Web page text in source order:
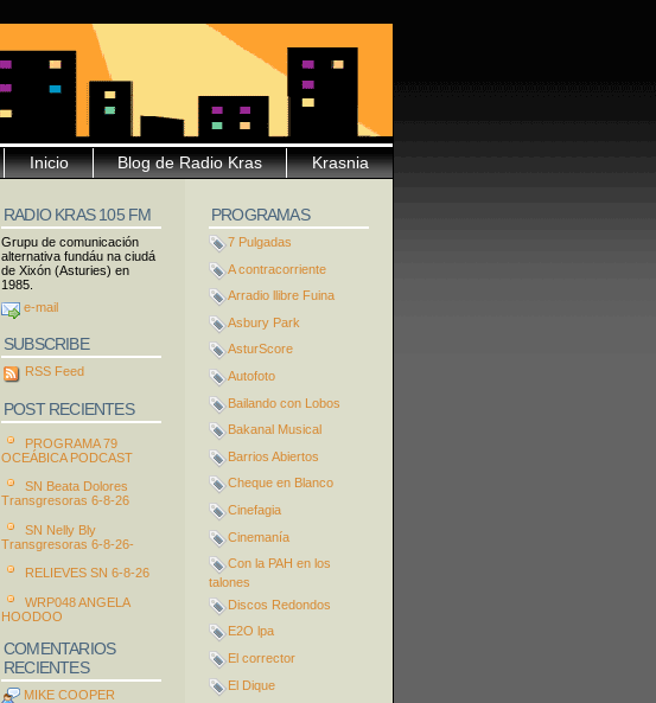
Krasnia
Blog de Radio Kras
Inicio
PROGRAMAS
7 Pulgadas
A contracorriente
Arradio llibre Fuina
Asbury Park
AsturScore
Autofoto
Bailando con Lobos
Bakanal Musical
Barrios Abiertos
Cheque en Blanco
Cinefagia
Cinemanía
Con la PAH en los
talones
Discos Redondos
E2O lpa
El corrector
El Dique
RADIO KRAS 105 FM
Grupu de comunicación
alternativa fundáu na ciudá
de Xixón (Asturies) en
1985.
e-mail
SUBSCRIBE
RSS Feed
POST RECIENTES
PROGRAMA 79
OCEÁBICA PODCAST
SN Beata Dolores
Transgresoras 6-8-26
SN Nelly Bly
Transgresoras 6-8-26-
RELIEVES SN 6-8-26
WRP048 ANGELA
HOODOO
COMENTARIOS
RECIENTES
MIKE COOPER